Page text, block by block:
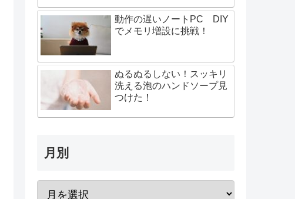
動作の遅いノートPC DIY
でメモリ増設に挑戦！
ぬるぬるしない！スッキリ
洗える泡のハンドソープ見
つけた！
月別